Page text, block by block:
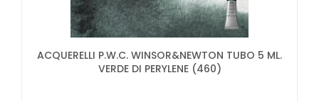
ACQUERELLI P.W.C. WINSOR&NEWTON TUBO 5 ML.
VERDE DI PERYLENE (460)